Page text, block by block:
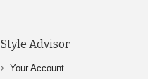
Style Advisor
Your Account